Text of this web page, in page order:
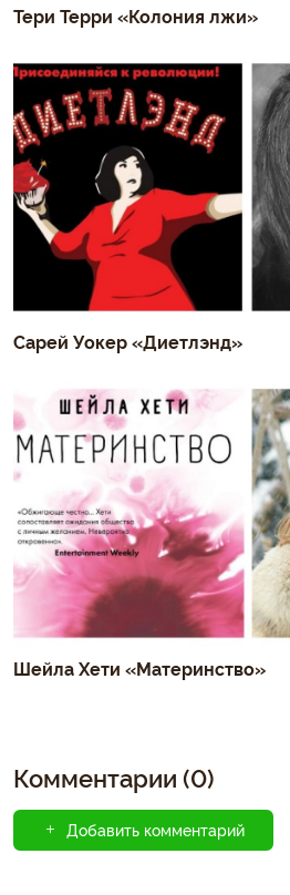
Тери Терри «Колония лжи»
Сарей Уокер «Диетлэнд»
Шейла Хети «Материнство»
Комментарии (0)
Добавить комментарий